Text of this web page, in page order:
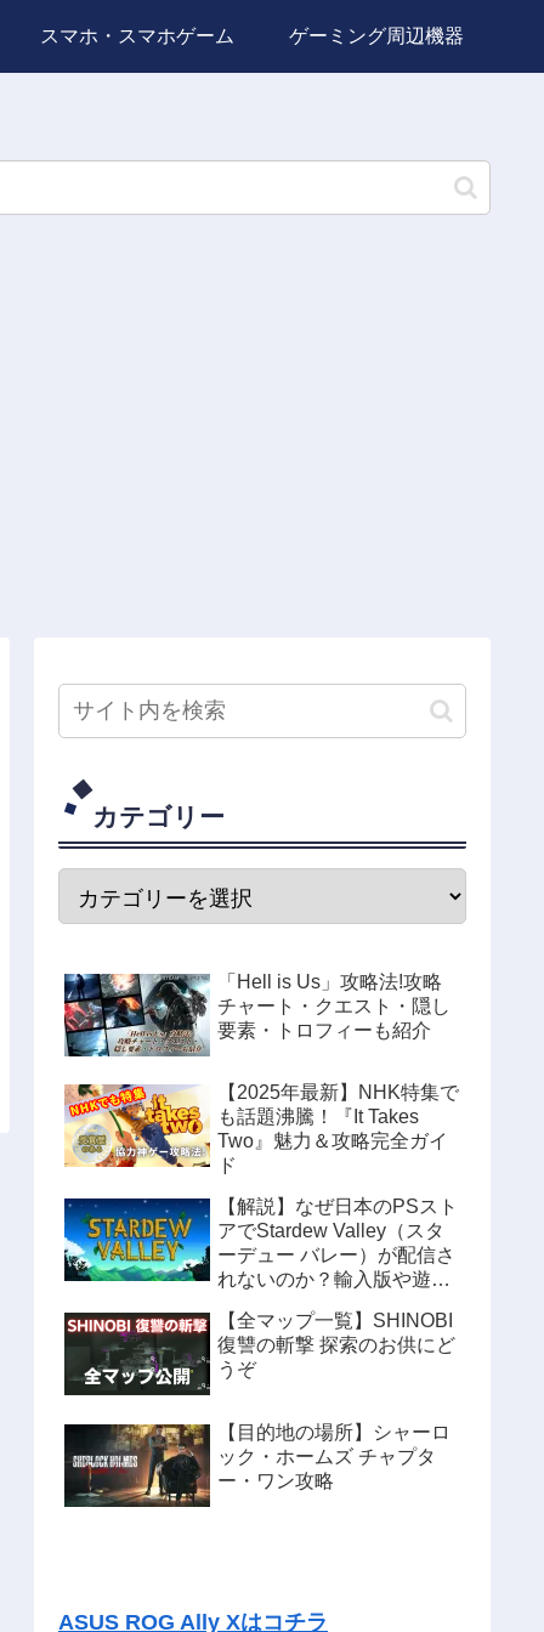
スマホ・スマホゲーム ゲーミング周辺機器
カテゴリー
「Hell is Us」攻略法!攻略
チャート・クエスト・隠し
要素・トロフィーも紹介
【2025年最新】NHK特集で
も話題沸騰！『It Takes
Two』魅力＆攻略完全ガイ
ド
【解説】なぜ日本のPSスト
アでStardew Valley（スタ
ーデュー バレー）が配信さ
れないのか？輸入版や遊ぶ
【全マップ一覧】SHINOBI
復讐の斬撃 探索のお供にど
うぞ
【目的地の場所】シャーロ
ック・ホームズ チャプタ
ー・ワン攻略
ASUS ROG Ally Xはコチラ